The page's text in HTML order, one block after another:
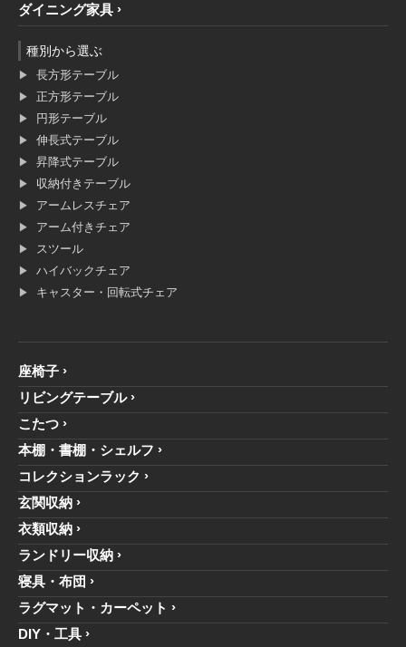
ダイニング家具
種別から選ぶ
長方形テーブル
正方形テーブル
円形テーブル
伸長式テーブル
昇降式テーブル
収納付きテーブル
アームレスチェア
アーム付きチェア
スツール
ハイバックチェア
キャスター・回転式チェア
座椅子
リビングテーブル
こたつ
本棚・書棚・シェルフ
コレクションラック
玄関収納
衣類収納
ランドリー収納
寝具・布団
ラグマット・カーペット
DIY・工具